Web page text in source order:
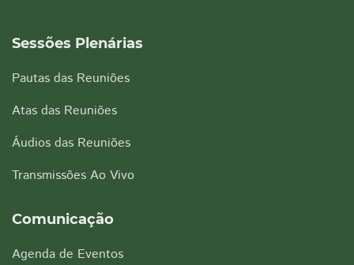
Sessões Plenárias
Pautas das Reuniões
Atas das Reuniões
Áudios das Reuniões
Transmissões Ao Vivo
Comunicação
Agenda de Eventos